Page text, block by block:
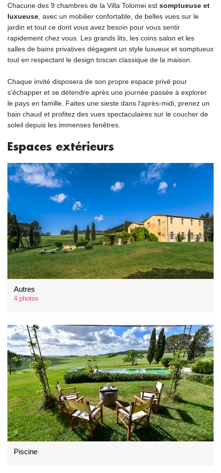
Chacune des 9 chambres de la Villa Tolomei est somptueuse et
luxueuse , avec un mobilier confortable, de belles vues sur le
jardin et tout ce dont vous avez besoin pour vous sentir
rapidement chez vous. Les grands lits, les coins salon et les
salles de bains privatives dégagent un style luxueux et somptueux
tout en respectant le design toscan classique de la maison.
Chaque invité disposera de son propre espace privé pour
s'échapper et se détendre après une journée passée à explorer
le pays en famille. Faites une sieste dans l'après-midi, prenez un
bain chaud et profitez des vues spectaculaires sur le coucher de
soleil depuis les immenses fenêtres.
Espaces extérieurs
Autres
4 photos
Piscine